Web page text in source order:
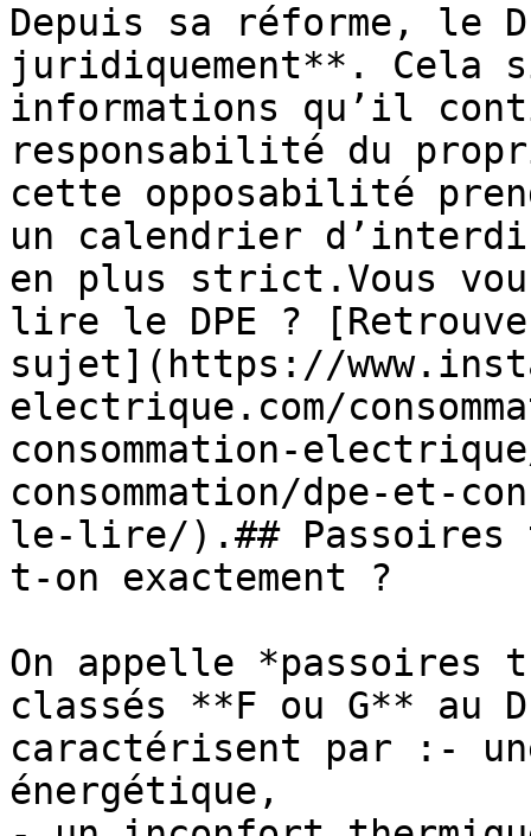
Depuis sa réforme, le
juridiquement**. Cela
informations qu’il
responsabilité du
cette opposabilité
un calendrier
en plus strict.Vous
lire le DPE ?
sujet](https://
electrique.com/
consommation-
consommation/dpe-et-
le-lire/).## Passoires
t-on exactement ?
On appelle *passoires
classés **F ou G** au
caractérisent par :-
énergétique,